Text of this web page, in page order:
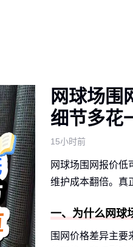
网球场围
细节多花
15小时前
网球场围网报价低
维护成本翻倍。真
一、为什么网球
围网价格差异主要